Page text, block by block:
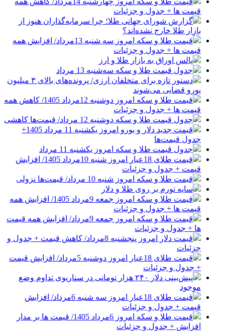
قیمت ها + جدول و جزئیات
گزارش شورای جهانی طلا؛ چرا سرمایه‌گذاران هنوز از
بازار طلا خارج نشده‌اند؟
قیمت طلا و سکه امروز سه شنبه 13مرداد/ افزایش همه
قیمت ها + جدول و جزئیات
پالس اوراق به بازار طلا و ارز
جدول قیمت طلا و سکه سه‌شنبه 13 مرداد
دستور تازه برای متخلفان ارزی/ پرونده‌های بالای ۳ میلیون
یورو قضایی می‌شوند
قیمت طلا و سکه امروز دوشنبه 12مرداد 1405/ کاهش همه
قیمت ها + جدول و جزئیات
جدول قیمت طلا و سکه دوشنبه 12 مرداد/ قیمت‌ها کاهشی
قیمت جدید دلار و یورو امروز یکشنبه 11 مرداد 1405+
جدول قیمت‌ها
جدول قیمت طلا و سکه امروز یکشنبه 11 مرداد
قیمت طلای 18عیار امروز شنبه 10مرداد 1405/ افزایش
قیمت + جدول و جزئیات
قیمت طلا و سکه امروز شنبه 10 مرداد/ قیمت‌ها نزولی
سایه تورم بر روی طلا و دلار
قیمت طلا و سکه امروز جمعه 9مرداد 1405/ افزایش همه
قیمت ها + جدول و جزئیات
قیمت طلا و سکه امروز جمعه 9مرداد/ افزایش همه قیمت
ها + جدول و جزئیات
قیمت دلار امروز پنجشنبه 8مرداد/ کاهش قیمت + جدول و
جزئیات
قیمت طلای 18عیار امروز دوشنبه 5مرداد/ افزایش قیمت
+ جدول و جزئیات
پیش‌بینی دلار ۲۴۰ هزار تومانی در سناریوی تداوم وضع
موجود
قیمت طلای 18عیار امروز سه شنبه 6مرداد/ افزایش
قیمت + جدول و جزئیات
قیمت طلا و سکه امروز 6مرداد 1405/ قیمت ها بر مدار
افزایش + جدول و جزئیات